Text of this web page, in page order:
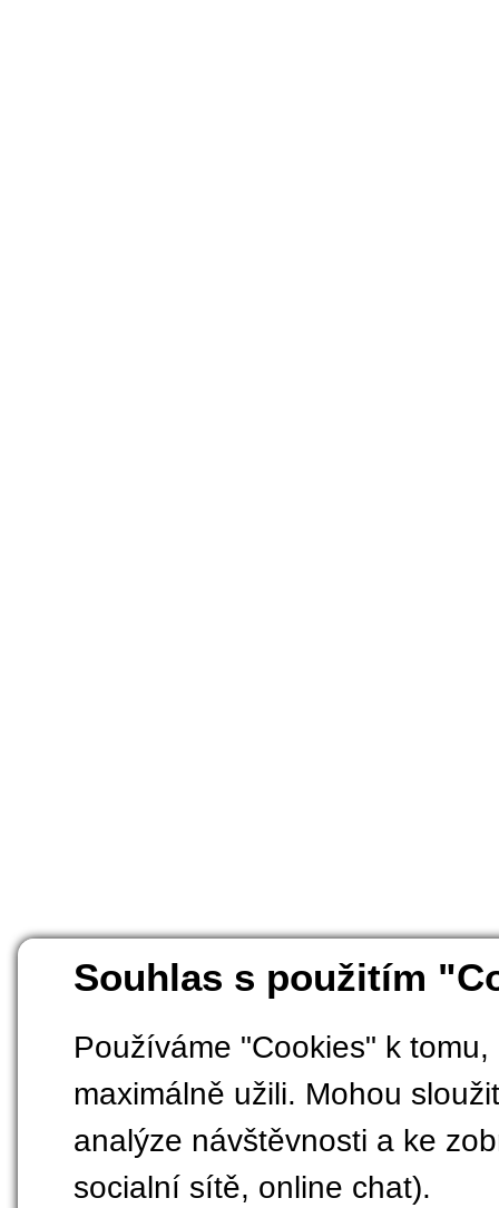
Souhlas s použitím
Používáme "Cookies" k
maximálně užili. Mohou
analýze návštěvnosti a ke
socialní sítě, online chat).